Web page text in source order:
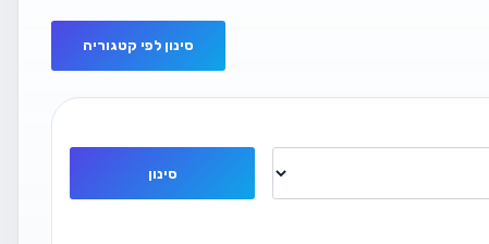
סינון לפי קטגוריה
סינון